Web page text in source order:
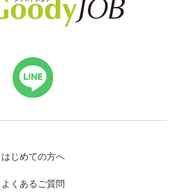
はじめての方へ
よくあるご質問